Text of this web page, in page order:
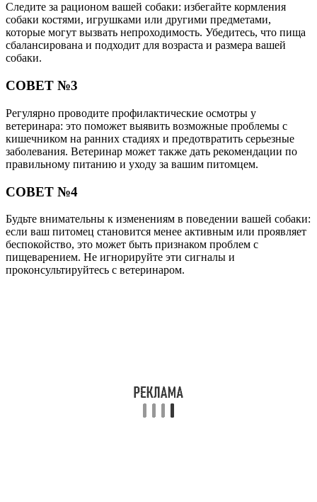
Следите за рационом вашей собаки: избегайте кормления
собаки костями, игрушками или другими предметами,
которые могут вызвать непроходимость. Убедитесь, что пища
сбалансирована и подходит для возраста и размера вашей
собаки.
СОВЕТ №3
Регулярно проводите профилактические осмотры у
ветеринара: это поможет выявить возможные проблемы с
кишечником на ранних стадиях и предотвратить серьезные
заболевания. Ветеринар может также дать рекомендации по
правильному питанию и уходу за вашим питомцем.
СОВЕТ №4
Будьте внимательны к изменениям в поведении вашей собаки:
если ваш питомец становится менее активным или проявляет
беспокойство, это может быть признаком проблем с
пищеварением. Не игнорируйте эти сигналы и
проконсультируйтесь с ветеринаром.